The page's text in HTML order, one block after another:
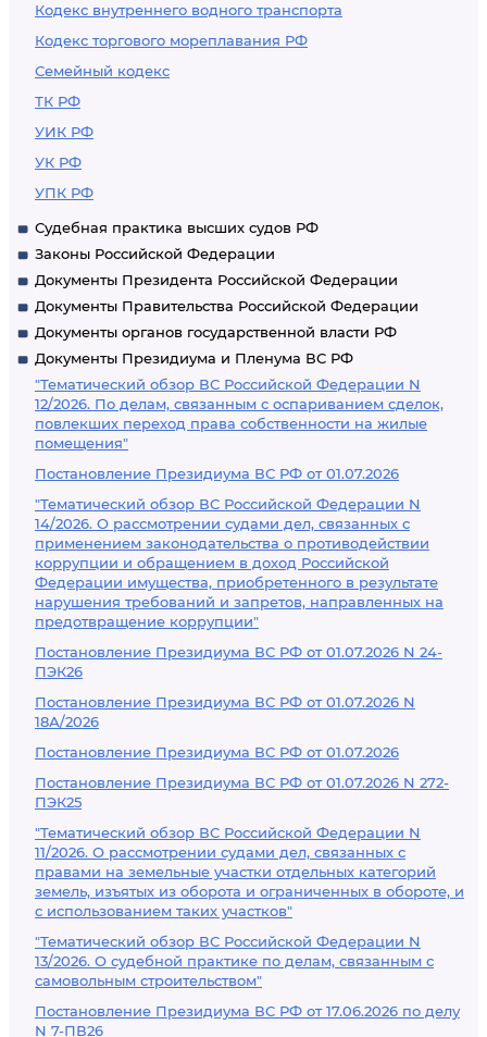
Кодекс внутреннего водного транспорта
Кодекс торгового мореплавания РФ
Семейный кодекс
ТК РФ
УИК РФ
УК РФ
УПК РФ
Судебная практика высших судов РФ
Законы Российской Федерации
Документы Президента Российской Федерации
Документы Правительства Российской Федерации
Документы органов государственной власти РФ
Документы Президиума и Пленума ВС РФ
"Тематический обзор ВС Российской Федерации N
12/2026. По делам, связанным с оспариванием сделок,
повлекших переход права собственности на жилые
помещения"
Постановление Президиума ВС РФ от 01.07.2026
"Тематический обзор ВС Российской Федерации N
14/2026. О рассмотрении судами дел, связанных с
применением законодательства о противодействии
коррупции и обращением в доход Российской
Федерации имущества, приобретенного в результате
нарушения требований и запретов, направленных на
предотвращение коррупции"
Постановление Президиума ВС РФ от 01.07.2026 N 24-
ПЭК26
Постановление Президиума ВС РФ от 01.07.2026 N
18А/2026
Постановление Президиума ВС РФ от 01.07.2026
Постановление Президиума ВС РФ от 01.07.2026 N 272-
ПЭК25
"Тематический обзор ВС Российской Федерации N
11/2026. О рассмотрении судами дел, связанных с
правами на земельные участки отдельных категорий
земель, изъятых из оборота и ограниченных в обороте, и
с использованием таких участков"
"Тематический обзор ВС Российской Федерации N
13/2026. О судебной практике по делам, связанным с
самовольным строительством"
Постановление Президиума ВС РФ от 17.06.2026 по делу
N 7-ПВ26